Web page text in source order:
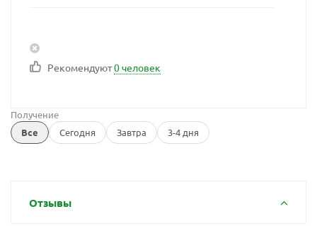
Рекомендуют0 человек
Получение
Все
Сегодня Завтра 3-4 дня
Отзывы